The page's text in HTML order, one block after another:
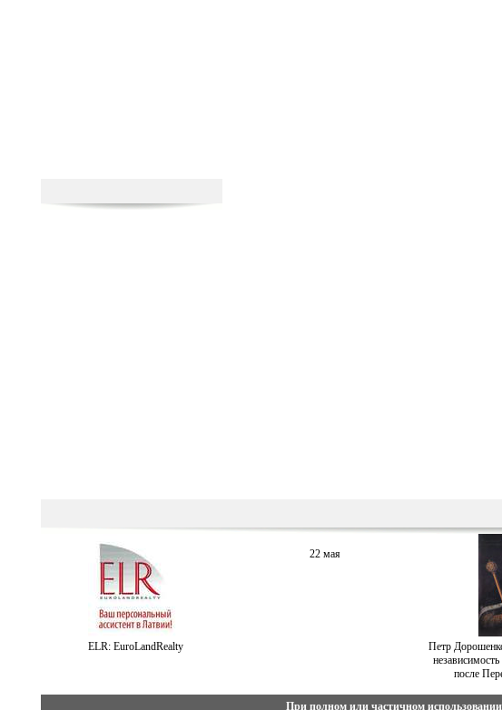
ELR: EuroLandRealty
22 мая
Петр
после
При полном или частичном